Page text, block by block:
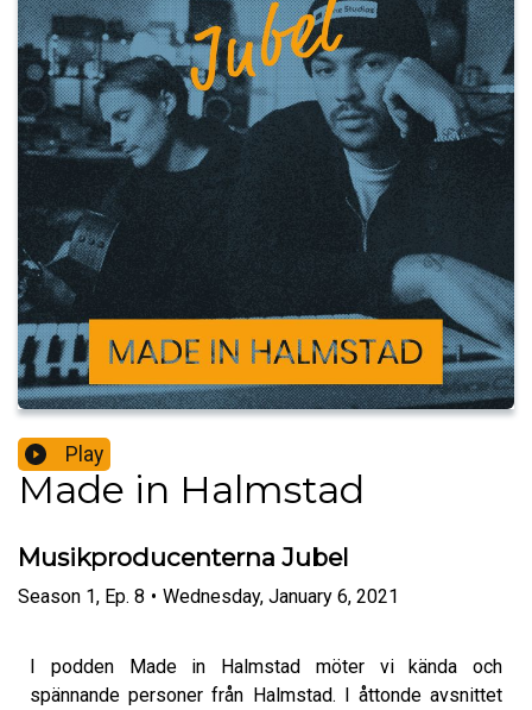
Play
Made in Halmstad
Musikproducenterna Jubel
Season 1, Ep. 8 • Wednesday, January 6, 2021
I podden Made in Halmstad möter vi kända och
spännande personer från Halmstad. I åttonde avsnittet